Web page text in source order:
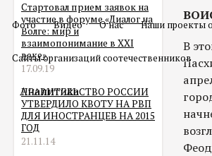
Фото Видео О нас Наши проекты
Сайты организаций соотечественников
Аналитика
Стартовал прием заявок на
участие в форуме «Диалог на
Волге: мир и
взаимопонимание в XXI
веке»
17.09.19
ПРАВИТЕЛЬСТВО РОССИИ
УТВЕРДИЛО КВОТУ НА РВП
ДЛЯ ИНОСТРАНЦЕВ НА 2015
ГОД
21.11.14
В